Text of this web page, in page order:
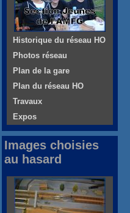
Historique du réseau HO
Photos réseau
Plan de la gare
Plan du réseau HO
Travaux
Expos
Images choisies
au hasard